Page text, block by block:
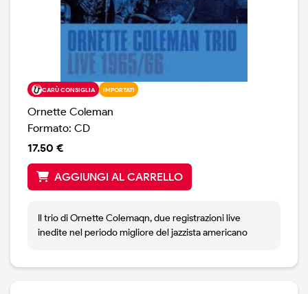
CARÙ CONSIGLIA IMPORTATI
Ornette Coleman
Formato: CD
17.50 €
AGGIUNGI AL CARRELLO
Il trio di Ornette Colemaqn, due registrazioni live
inedite nel periodo migliore del jazzista americano